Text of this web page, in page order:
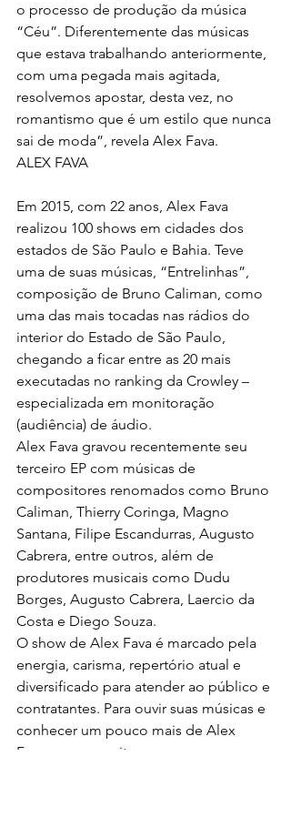
o processo de produção da música
“Céu”. Diferentemente das músicas
que estava trabalhando anteriormente,
com uma pegada mais agitada,
resolvemos apostar, desta vez, no
romantismo que é um estilo que nunca
sai de moda”, revela Alex Fava.
ALEX FAVA
Em 2015, com 22 anos, Alex Fava
realizou 100 shows em cidades dos
estados de São Paulo e Bahia. Teve
uma de suas músicas, “Entrelinhas”,
composição de Bruno Caliman, como
uma das mais tocadas nas rádios do
interior do Estado de São Paulo,
chegando a ficar entre as 20 mais
executadas no ranking da Crowley –
especializada em monitoração
(audiência) de áudio.
Alex Fava gravou recentemente seu
terceiro EP com músicas de
compositores renomados como Bruno
Caliman, Thierry Coringa, Magno
Santana, Filipe Escandurras, Augusto
Cabrera, entre outros, além de
produtores musicais como Dudu
Borges, Augusto Cabrera, Laercio da
Costa e Diego Souza.
O show de Alex Fava é marcado pela
energia, carisma, repertório atual e
diversificado para atender ao público e
contratantes. Para ouvir suas músicas e
conhecer um pouco mais de Alex
Fava, acesse o site